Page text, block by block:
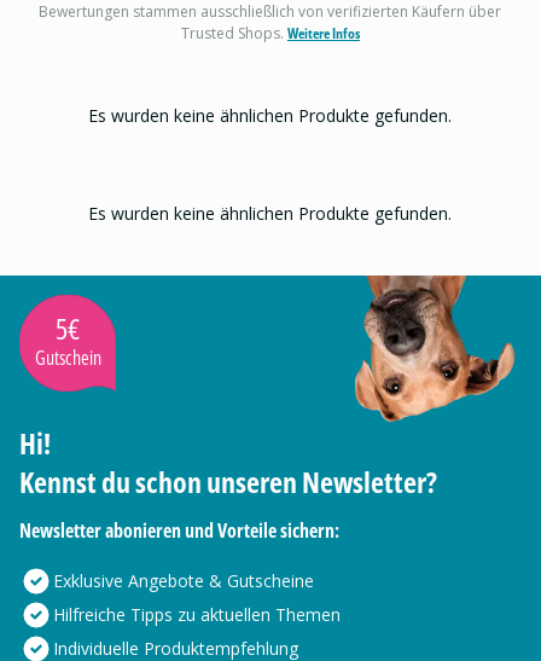
Bewertungen stammen ausschließlich von verifizierten Käufern über
Trusted Shops. Weitere Infos
Es wurden keine ähnlichen Produkte gefunden.
Es wurden keine ähnlichen Produkte gefunden.
5€
Gutschein
Hi!
Kennst du schon unseren Newsletter?
Newsletter abonieren und Vorteile sichern:
Exklusive Angebote & Gutscheine
Hilfreiche Tipps zu aktuellen Themen
Individuelle Produktempfehlung